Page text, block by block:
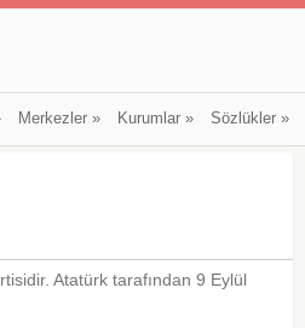
Merkezler» Kurumlar» Sözlükler»
Atatürk tarafından 9 Eylül